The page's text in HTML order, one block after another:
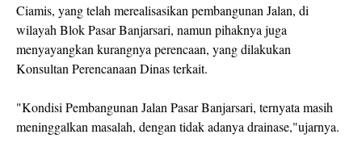
Ciamis, yang telah merealisasikan pembangunan Jalan, di
wilayah Blok Pasar Banjarsari, namun pihaknya juga
menyayangkan kurangnya perencaan, yang dilakukan
Konsultan Perencanaan Dinas terkait.
"Kondisi Pembangunan Jalan Pasar Banjarsari, ternyata masih
meninggalkan masalah, dengan tidak adanya drainase,"ujarnya.